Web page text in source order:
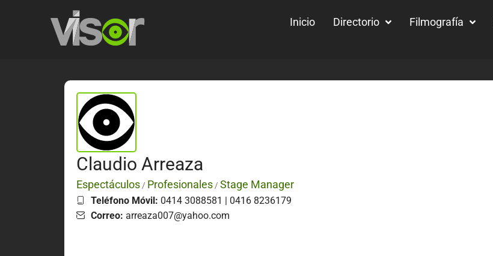
Inicio Directorio Filmografía
Claudio Arreaza
Espectáculos / Profesionales / Stage Manager
Teléfono Móvil: 0414 3088581 | 0416 8236179
Correo: arreaza007@yahoo.com